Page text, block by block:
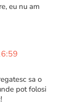
eu nu am
sa o
pot folosi